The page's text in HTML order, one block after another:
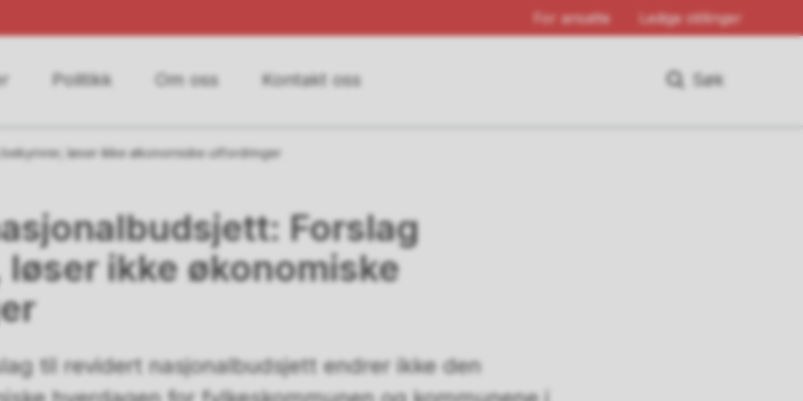
For ansatte Ledige stillinger
Politikk Om oss Kontakt oss Søk
løser ikke økonomiske utfordringer
Forslag
ikke økonomiske
til revidert nasjonalbudsjett endrer ikke den